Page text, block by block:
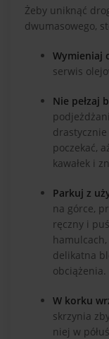
Żeby uniknąć
dwumasowego,
Wymieniaj
serwis
Nie pełzaj
drastycznie
poczekać,
kawałek i
Parkuj z
na górce,
ręczny i
delikatna
obciążenia.
W korku
skrzynia
niej w